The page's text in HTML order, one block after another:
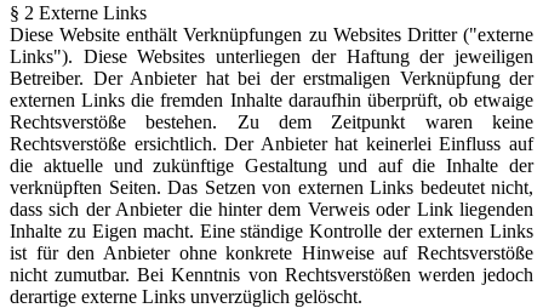
§ 2 Externe Links
Diese Website enthält Verknüpfungen zu Websites Dritter ("externe
Links"). Diese Websites unterliegen der Haftung der jeweiligen
Betreiber. Der Anbieter hat bei der erstmaligen Verknüpfung der
externen Links die fremden Inhalte daraufhin überprüft, ob etwaige
Rechtsverstöße bestehen. Zu dem Zeitpunkt waren keine
Rechtsverstöße ersichtlich. Der Anbieter hat keinerlei Einfluss auf
die aktuelle und zukünftige Gestaltung und auf die Inhalte der
verknüpften Seiten. Das Setzen von externen Links bedeutet nicht,
dass sich der Anbieter die hinter dem Verweis oder Link liegenden
Inhalte zu Eigen macht. Eine ständige Kontrolle der externen Links
ist für den Anbieter ohne konkrete Hinweise auf Rechtsverstöße
nicht zumutbar. Bei Kenntnis von Rechtsverstößen werden jedoch
derartige externe Links unverzüglich gelöscht.